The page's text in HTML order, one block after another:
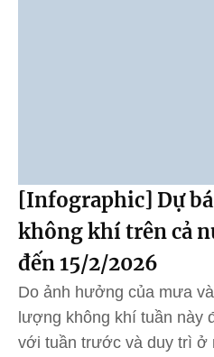
[Infographic] Dự
không khí trên cả
đến 15/2/2026
Do ảnh hưởng của mưa
lượng không khí tuần này
với tuần trước và duy trì ở